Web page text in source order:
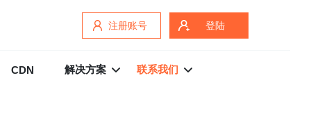
注册账号 登陆
CDN 解决方案 联系我们